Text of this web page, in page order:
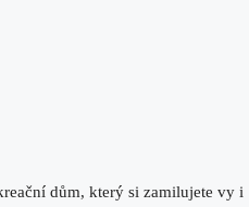
dům, který si zamilujete vy i